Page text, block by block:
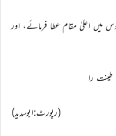
میں اعلیٰ مقام عطا فرمائے، اور
طینت را
(رپورٹ:ابوسدید)